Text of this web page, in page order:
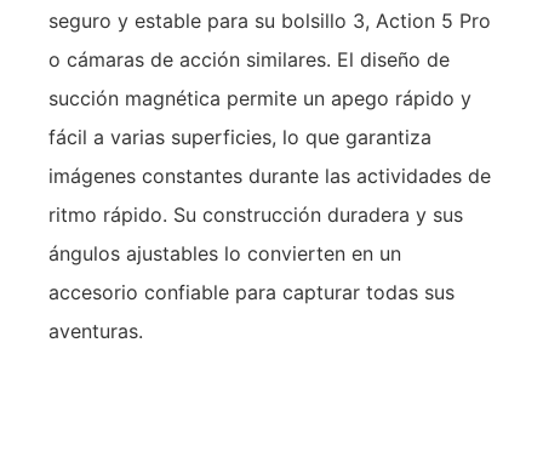
seguro y estable para su bolsillo 3, Action 5 Pro
o cámaras de acción similares. El diseño de
succión magnética permite un apego rápido y
fácil a varias superficies, lo que garantiza
imágenes constantes durante las actividades de
ritmo rápido. Su construcción duradera y sus
ángulos ajustables lo convierten en un
accesorio confiable para capturar todas sus
aventuras.